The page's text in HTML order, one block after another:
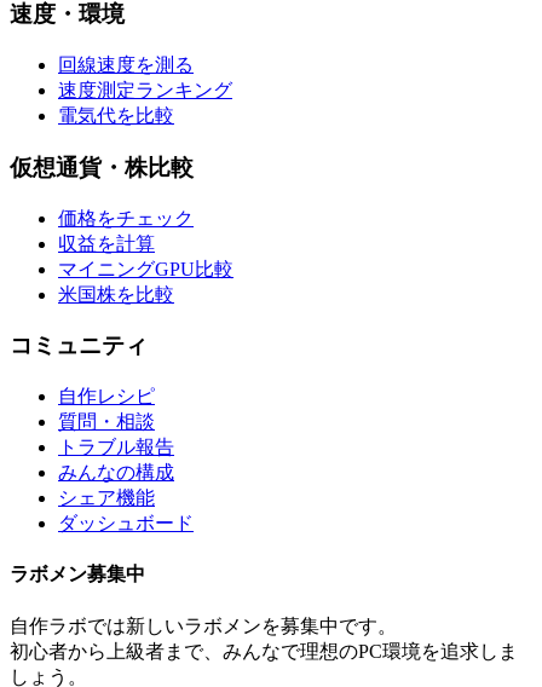
速度・環境
回線速度を測る
速度測定ランキング
電気代を比較
仮想通貨・株比較
価格をチェック
収益を計算
マイニングGPU比較
米国株を比較
コミュニティ
自作レシピ
質問・相談
トラブル報告
みんなの構成
シェア機能
ダッシュボード
ラボメン募集中
自作ラボでは新しいラボメンを募集中です。
初心者から上級者まで、みんなで理想のPC環境を追求しま
しょう。